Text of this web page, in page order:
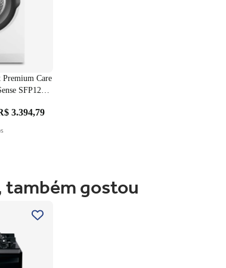
Premium Care
SFP12
3.394,79
gostou
de
Vidro